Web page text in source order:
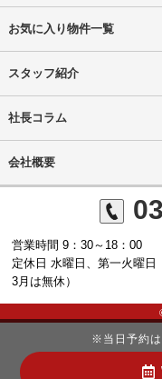
お気に入り物件一覧
スタッフ紹介
社長コラム
会社概要
営業時間 9：30～18：00
定休日 水曜日、第一火曜日
3月は無休）
※当日予約は